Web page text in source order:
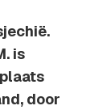
is
door